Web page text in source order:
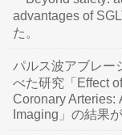
advantages of
た。
パルス波アブレー
べた研究「Effect
Coronary Arteries:
Imaging」の結果